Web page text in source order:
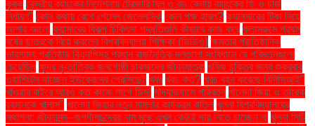
কৃষক কেন্দ্রীয় ব্যাংকের নির্দেশনায় ট্রেজারি বিল ও বন্ড কেনায় ব্যাংকের ফি ও চার্জ
নির্ধারণ" কোন কথায় রেগে গেলেন জেলেনস্কি কোন পক্ষ হারল? ক্যানসারের টিকা নিয়ে
আশার আলো ক্যান্সারের বিকল্প চিকিৎসা পদ্ধতিগুলি কীভাবে কাজ করে ক্লাসরুমে প্রথম
বর্ষের ছাত্রকে বিয়ে করলেন বিশ্ববিদ্যালয় শিক্ষিকা (ভিডিও) ক্ষমতার প্রাতিষ্ঠানিক
ভারসাম্য প্রতিষ্ঠায় বিএনপিসহ প্রধান রাজনৈতিক দলগুলো সংবিধানে যে পরিবর্তনগুলো
চেয়েছিল ক্ষুদ্র নৃ-তাত্বিক জনগোষ্ঠী চাকমাদের জীবনযাত্রা খনিজ চুক্তির জন্য শুক্রবার
ওয়াশিংটন যাচ্ছেন ইউক্রেনের প্রেসিডেন্ট খবর খরচ কত? খরচ বহন করেছে বিসিসিআই"
খাওয়ার বাইরে আরও কত কাজে লাগে ডিম! খাদ্যাভ্যাসে পরিবর্তন খালেদা জিয়া ও তারেক
রহমানকে খালাস'' খালেদা জিয়ার নতুন মামলার কার্যক্রম বাতিল খুলনা বিশ্ববিদ্যালয়ের
স্থাপনা: জীবনানন্দ–জগদীশচন্দ্রের নাম মুছে এখন কেউই দায় নিতে চাচ্ছেন না খুলনা সিটি